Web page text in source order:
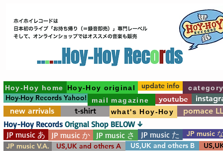
Hoy-Hoy home Hoy-Hoy original
Hoy-Hoy Records Yahoo! mail magazine youtube
new arrivals
t-shirt what's Hoy-Hoy pomace
update info
JP music あ JP music か JP music さ JP music た
JP music
JP music V.A.
US,UK and others A US,UK and others B
Hoy-Hoy Records Orignal Shop BELOW ↓